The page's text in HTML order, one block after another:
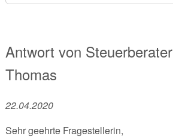
Antwort von Steuerberater
Thomas
22.04.2020
Sehr geehrte Fragestellerin,